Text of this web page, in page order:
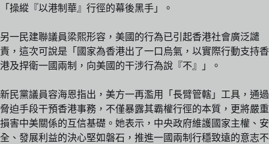
「操縱『以港制華』行徑的幕後黑手」。
另一民建聯議員梁熙形容，美國的行為已引起香港社會廣泛譴
責，這次可說是「國家為香港出了一口烏氣，以實際行動支持香
港及捍衛一國兩制，向美國的干涉行為說『不』」。
新民黨議員容海恩指出，美方一再濫用「長臂管轄」工具，通過
脅迫手段干預香港事務，不僅暴露其霸權行徑的本質，更將嚴重
損害中美關係的互信基礎。她表示，中央政府維護國家主權、安
全、發展利益的決心堅如磐石，推進一國兩制行穩致遠的意志不